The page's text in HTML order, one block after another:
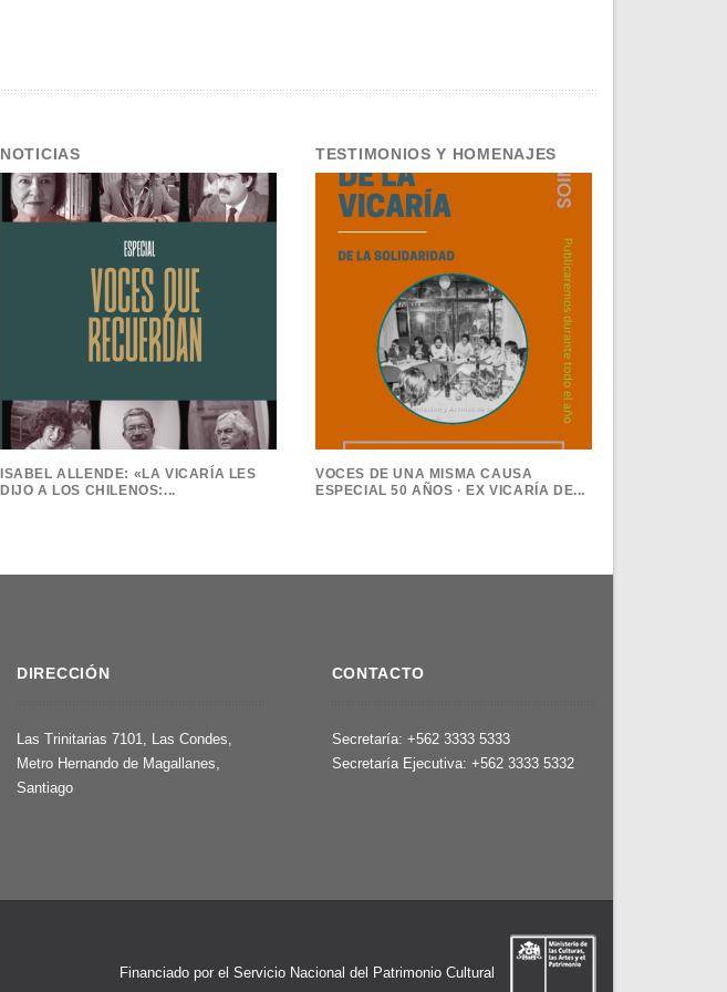
NOTICIAS
ISABEL ALLENDE: «LA VICARÍA LES
DIJO A LOS CHILENOS:...
TESTIMONIOS Y HOMENAJES
VOCES DE UNA MISMA CAUSA
ESPECIAL 50 AÑOS · EX VICARÍA DE...
DIRECCIÓN
Las Trinitarias 7101, Las Condes,
Metro Hernando de Magallanes,
Santiago
CONTACTO
Secretaría: +562 3333 5333
Secretaría Ejecutiva: +562 3333 5332
Financiado por el Servicio Nacional del Patrimonio Cultural